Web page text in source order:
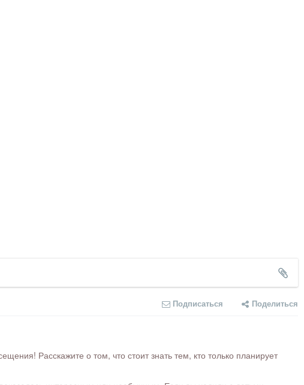
Подписаться Поделиться
Расскажите о том, что стоит знать тем, кто только планирует